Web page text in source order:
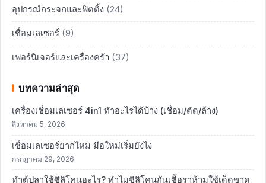
อุปกรณ์กระจกและฟิตติ้ง (24)
เชื่อมเลเซอร์ (9)
เฟอร์นิเจอร์และเครื่องครัว (37)
บทความล่าสุด
เครื่องเชื่อมเลเซอร์ 4in1 ทำอะไรได้บ้าง (เชื่อม/ตัด/ล้าง)
สิงหาคม 5, 2026
เชื่อมเลเซอร์ยากไหม มือใหม่เริ่มยังไง
กรกฎาคม 29, 2026
ทำตู้ปลาใช้ซิลิโคนอะไร? ทำไมซิลิโคนกันเชื้อราห้ามใช้เด็ดขาด